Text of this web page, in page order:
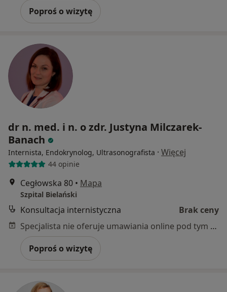
Poproś o wizytę
dr n. med. i n. o zdr. Justyna Milczarek-
Banach
Internista, Endokrynolog, Ultrasonografista · Więcej
44 opinie
Cegłowska 80 • Mapa
Szpital Bielański
Konsultacja internistyczna
Brak ceny
Specjalista nie oferuje umawiania online pod tym adresem.
Poproś o wizytę